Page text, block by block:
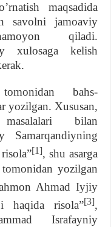
maqsadida
savolni jamoaviy
qiladi.
xulosaga kelish
bahs-
yozilgan. Xususan,
masalalari bilan
Samarqandiyning
[1], shu asarga
yozilgan
Ahmad Iyjiy
haqida risola”[3],
Israfayniy